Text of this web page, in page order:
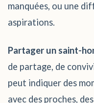
manquées, ou une
aspirations.
Partager un saint-
de partage, de
peut indiquer des
avec des proches,